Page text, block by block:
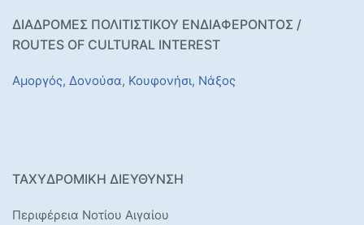
ΔΙΑΔΡΟΜΕΣ ΠΟΛΙΤΙΣΤΙΚΟΥ ΕΝΔΙΑΦΕΡΟΝΤΟΣ /
ROUTES OF CULTURAL INTEREST
Αμοργός, Δονούσα, Κουφονήσι, Νάξος
ΤΑΧΥΔΡΟΜΙΚΉ ΔΙΕΎΘΥΝΣΗ
Περιφέρεια Νοτίου Αιγαίου